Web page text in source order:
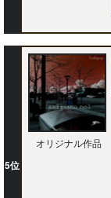
5位
オリジナル作品